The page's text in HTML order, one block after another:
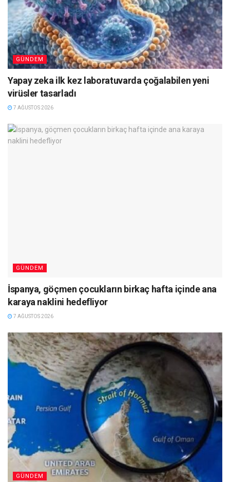
GÜNDEM
Yapay zeka ilk kez laboratuvarda çoğalabilen yeni
virüsler tasarladı
7 AĞUSTOS 2026
GÜNDEM
İspanya, göçmen çocukların birkaç hafta içinde ana
karaya naklini hedefliyor
7 AĞUSTOS 2026
GÜNDEM